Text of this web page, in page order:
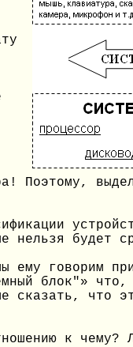
Поэтому,
нельзя будет
говорим
блок"» что,
сказать, что
к чему?